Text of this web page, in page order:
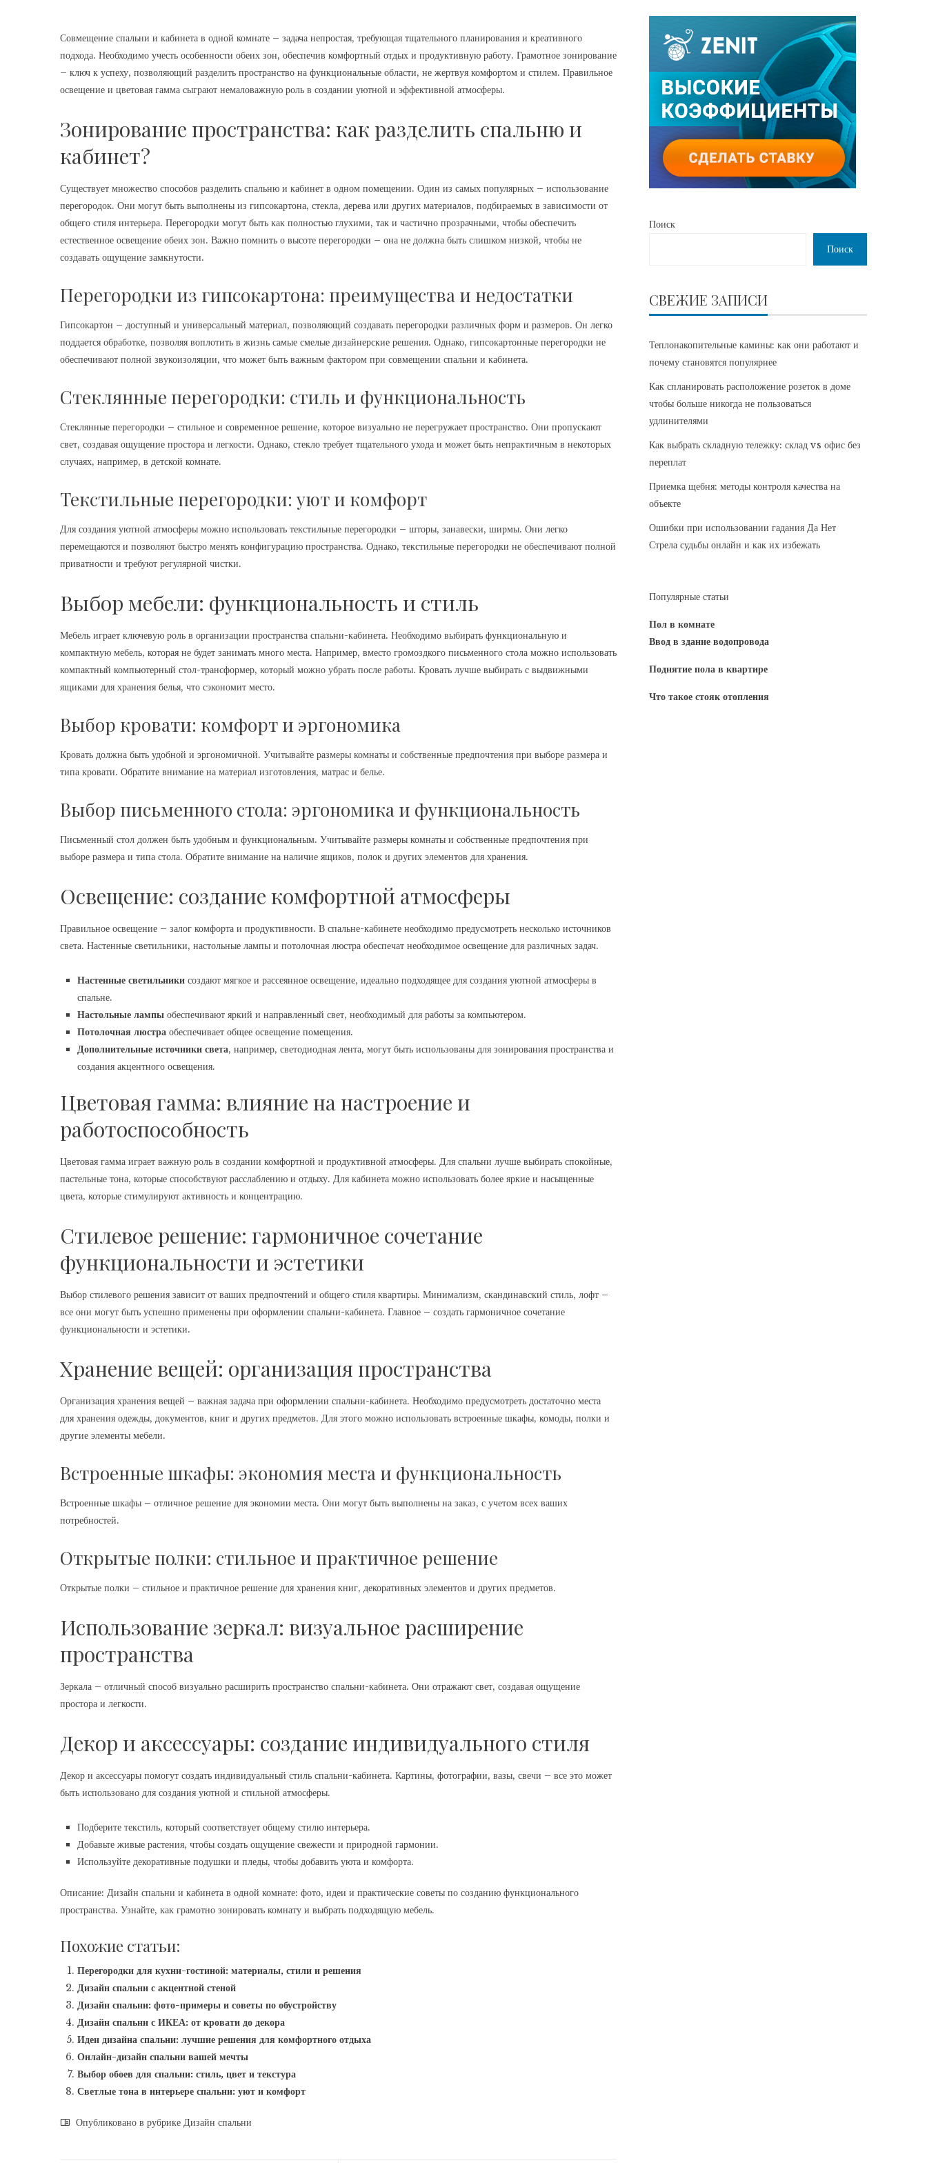
Совмещение спальни и кабинета в одной комнате – задача непростая, требующая тщательного планирования и креативного
подхода. Необходимо учесть особенности обеих зон, обеспечив комфортный отдых и продуктивную работу. Грамотное зонирование
– ключ к успеху, позволяющий разделить пространство на функциональные области, не жертвуя комфортом и стилем. Правильное
освещение и цветовая гамма сыграют немаловажную роль в создании уютной и эффективной атмосферы.
Зонирование пространства: как разделить спальню и
кабинет?
Существует множество способов разделить спальню и кабинет в одном помещении. Один из самых популярных – использование
перегородок. Они могут быть выполнены из гипсокартона, стекла, дерева или других материалов, подбираемых в зависимости от
общего стиля интерьера. Перегородки могут быть как полностью глухими, так и частично прозрачными, чтобы обеспечить
естественное освещение обеих зон. Важно помнить о высоте перегородки – она не должна быть слишком низкой, чтобы не
создавать ощущение замкнутости.
Перегородки из гипсокартона: преимущества и недостатки
Гипсокартон – доступный и универсальный материал, позволяющий создавать перегородки различных форм и размеров. Он легко
поддается обработке, позволяя воплотить в жизнь самые смелые дизайнерские решения. Однако, гипсокартонные перегородки не
обеспечивают полной звукоизоляции, что может быть важным фактором при совмещении спальни и кабинета.
Стеклянные перегородки: стиль и функциональность
Стеклянные перегородки – стильное и современное решение, которое визуально не перегружает пространство. Они пропускают
свет, создавая ощущение простора и легкости. Однако, стекло требует тщательного ухода и может быть непрактичным в некоторых
случаях, например, в детской комнате.
Текстильные перегородки: уют и комфорт
Для создания уютной атмосферы можно использовать текстильные перегородки – шторы, занавески, ширмы. Они легко
перемещаются и позволяют быстро менять конфигурацию пространства. Однако, текстильные перегородки не обеспечивают полной
приватности и требуют регулярной чистки.
Выбор мебели: функциональность и стиль
Мебель играет ключевую роль в организации пространства спальни-кабинета. Необходимо выбирать функциональную и
компактную мебель, которая не будет занимать много места. Например, вместо громоздкого письменного стола можно использовать
компактный компьютерный стол-трансформер, который можно убрать после работы. Кровать лучше выбирать с выдвижными
ящиками для хранения белья, что сэкономит место.
Выбор кровати: комфорт и эргономика
Кровать должна быть удобной и эргономичной. Учитывайте размеры комнаты и собственные предпочтения при выборе размера и
типа кровати. Обратите внимание на материал изготовления, матрас и белье.
Выбор письменного стола: эргономика и функциональность
Письменный стол должен быть удобным и функциональным. Учитывайте размеры комнаты и собственные предпочтения при
выборе размера и типа стола. Обратите внимание на наличие ящиков, полок и других элементов для хранения.
Освещение: создание комфортной атмосферы
Правильное освещение – залог комфорта и продуктивности. В спальне-кабинете необходимо предусмотреть несколько источников
света. Настенные светильники, настольные лампы и потолочная люстра обеспечат необходимое освещение для различных задач.
Настенные светильники создают мягкое и рассеянное освещение, идеально подходящее для создания уютной атмосферы в
спальне.
Настольные лампы обеспечивают яркий и направленный свет, необходимый для работы за компьютером.
Потолочная люстра обеспечивает общее освещение помещения.
Дополнительные источники света, например, светодиодная лента, могут быть использованы для зонирования пространства и
создания акцентного освещения.
Цветовая гамма: влияние на настроение и
работоспособность
Цветовая гамма играет важную роль в создании комфортной и продуктивной атмосферы. Для спальни лучше выбирать спокойные,
пастельные тона, которые способствуют расслаблению и отдыху. Для кабинета можно использовать более яркие и насыщенные
цвета, которые стимулируют активность и концентрацию.
Стилевое решение: гармоничное сочетание
функциональности и эстетики
Выбор стилевого решения зависит от ваших предпочтений и общего стиля квартиры. Минимализм, скандинавский стиль, лофт –
все они могут быть успешно применены при оформлении спальни-кабинета. Главное – создать гармоничное сочетание
функциональности и эстетики.
Хранение вещей: организация пространства
Организация хранения вещей – важная задача при оформлении спальни-кабинета. Необходимо предусмотреть достаточно места
для хранения одежды, документов, книг и других предметов. Для этого можно использовать встроенные шкафы, комоды, полки и
другие элементы мебели.
Встроенные шкафы: экономия места и функциональность
Встроенные шкафы – отличное решение для экономии места. Они могут быть выполнены на заказ, с учетом всех ваших
потребностей.
Открытые полки: стильное и практичное решение
Открытые полки – стильное и практичное решение для хранения книг, декоративных элементов и других предметов.
Использование зеркал: визуальное расширение
пространства
Зеркала – отличный способ визуально расширить пространство спальни-кабинета. Они отражают свет, создавая ощущение
простора и легкости.
Декор и аксессуары: создание индивидуального стиля
Декор и аксессуары помогут создать индивидуальный стиль спальни-кабинета. Картины, фотографии, вазы, свечи – все это может
быть использовано для создания уютной и стильной атмосферы.
Подберите текстиль, который соответствует общему стилю интерьера.
Добавьте живые растения, чтобы создать ощущение свежести и природной гармонии.
Используйте декоративные подушки и пледы, чтобы добавить уюта и комфорта.
Описание: Дизайн спальни и кабинета в одной комнате: фото, идеи и практические советы по созданию функционального
пространства. Узнайте, как грамотно зонировать комнату и выбрать подходящую мебель.
Похожие статьи:
Перегородки для кухни-гостиной: материалы, стили и решения
Дизайн спальни с акцентной стеной
Дизайн спальни: фото-примеры и советы по обустройству
Дизайн спальни с ИКЕА: от кровати до декора
Идеи дизайна спальни: лучшие решения для комфортного отдыха
Онлайн-дизайн спальни вашей мечты
Выбор обоев для спальни: стиль, цвет и текстура
Светлые тона в интерьере спальни: уют и комфорт
Опубликовано в рубрике Дизайн спальни
Поиск
Поиск
СВЕЖИЕ ЗАПИСИ
Теплонакопительные камины: как они работают и
почему становятся популярнее
Как спланировать расположение розеток в доме
чтобы больше никогда не пользоваться
удлинителями
Как выбрать складную тележку: склад vs офис без
переплат
Приемка щебня: методы контроля качества на
объекте
Ошибки при использовании гадания Да Нет
Стрела судьбы онлайн и как их избежать
Популярные статьи
Пол в комнате
Ввод в здание водопровода
Поднятие пола в квартире
Что такое стояк отопления